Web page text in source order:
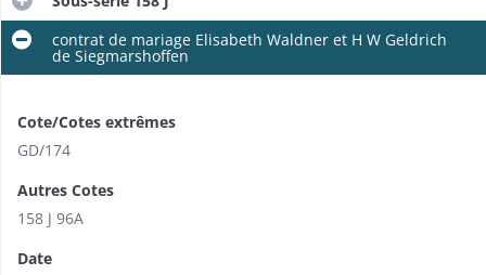
contrat de mariage Elisabeth Waldner et H W Geldrich
de Siegmarshoffen
Cote/Cotes extrêmes
GD/174
Autres Cotes
158 J 96A
Date